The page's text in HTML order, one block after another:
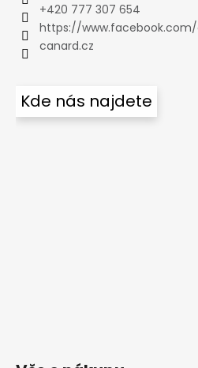
+420 777 307 654
https://
canard.cz
Kde nás najdete